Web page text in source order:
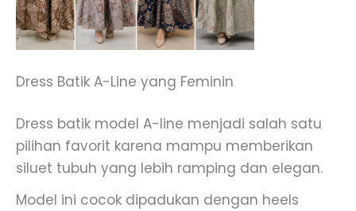
Dress Batik A-Line yang Feminin
Dress batik model A-line menjadi salah satu
pilihan favorit karena mampu memberikan
siluet tubuh yang lebih ramping dan elegan.
Model ini cocok dipadukan dengan heels